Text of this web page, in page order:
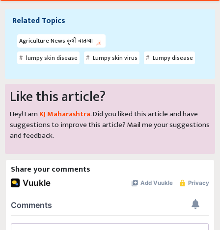
Related Topics
Agriculture News कृषी बातम्या
lumpy skin disease
Lumpy skin virus Lumpy disease
Like this article?
Hey! I am KJ Maharashtra. Did you liked this article and have
suggestions to improve this article?Mailme your suggestions
and feedback.
Share your comments